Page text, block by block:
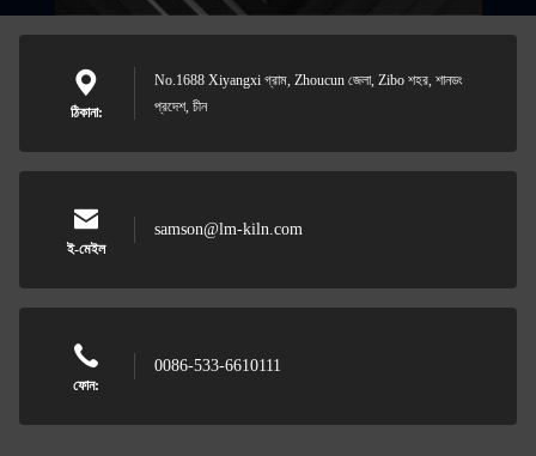
ঠিকানা:
No.1688 Xiyangxi গ্রাম, Zhoucun জেলা, Zibo শহর, শানডং
প্রদেশ, চীন
ই-মেইল
samson@lm-kiln.com
ফোন:
0086-533-6610111